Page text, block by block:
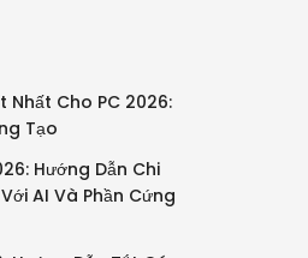
Nhất Cho PC 2026:
Tạo
Hướng Dẫn Chi
AI Và Phần Cứng